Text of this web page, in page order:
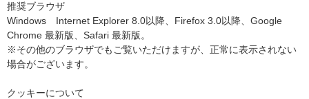
推奨ブラウザ
Windows Internet Explorer 8.0以降、Firefox 3.0以降、Google
Chrome 最新版、Safari 最新版。
※その他のブラウザでもご覧いただけますが、正常に表示されない
場合がございます。
クッキーについて